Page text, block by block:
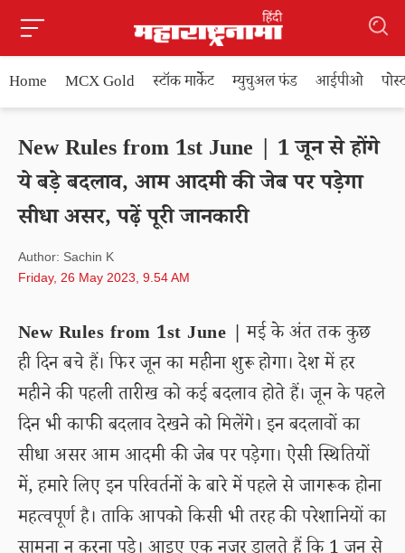
Home MCX Gold स्टॉक मार्केट म्युचुअल फंड आईपीओ
New Rules from 1st June | 1 जून से होंगे
ये बड़े बदलाव, आम आदमी की जेब पर पड़ेगा
सीधा असर, पढ़ें पूरी जानकारी
Author: Sachin K
Friday, 26 May 2023, 9.54 AM
New Rules from 1st June | मई के अंत तक कुछ
ही दिन बचे हैं। फिर जून का महीना शुरू होगा। देश में हर
महीने की पहली तारीख को कई बदलाव होते हैं। जून के पहले
दिन भी काफी बदलाव देखने को मिलेंगे। इन बदलावों का
सीधा असर आम आदमी की जेब पर पड़ेगा। ऐसी स्थितियों
में, हमारे लिए इन परिवर्तनों के बारे में पहले से जागरूक होना
महत्वपूर्ण है। ताकि आपको किसी भी तरह की परेशानियों का